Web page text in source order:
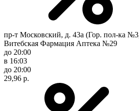
пр-т Московский, д. 43а (Гор. пол-ка
Витебская Фармация Аптека №29
до 20:00
в 16:03
до 20:00
29,96 р.